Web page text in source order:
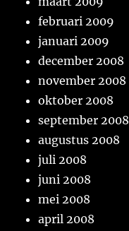
februari 2009
januari 2009
december 2008
november 2008
oktober 2008
september 2008
augustus 2008
juli 2008
juni 2008
mei 2008
april 2008